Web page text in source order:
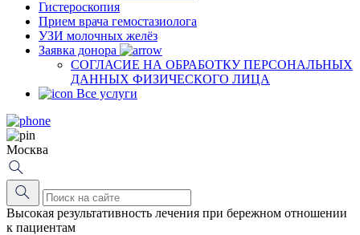
Гистероскопия
Прием врача гемостазиолога
УЗИ молочных желёз
Заявка донора
СОГЛАСИЕ НА ОБРАБОТКУ ПЕРСОНАЛЬНЫХ
ДАННЫХ ФИЗИЧЕСКОГО ЛИЦА
Все услуги
Москва
Высокая результативность лечения при бережном отношении
к пациентам